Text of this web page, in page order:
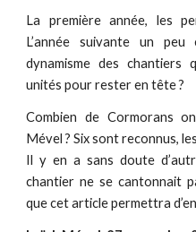
La première année, les
L’année suivante un
dynamisme des chantiers
unités pour rester en tête ?
Combien de Cormorans
Mével ? Six sont reconnus,
Il y en a sans doute
chantier ne se cantonnait
que cet article permettra